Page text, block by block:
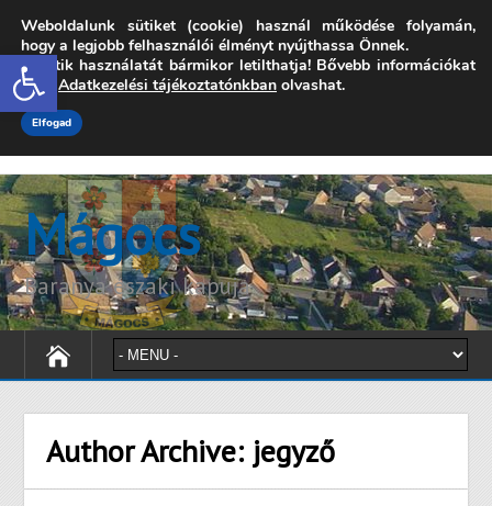
Open toolbar
7342 Mágocs, Szabadság utca 39.
onkormanyzat@magocs.hu +36 (72) 451 110
Elérhetőségek
Mágocs
Baranya északi kapuja
Author Archive: jegyző
Weboldalunk sütiket (cookie) használ működése folyamán,
hogy a legjobb felhasználói élményt nyújthassa Önnek.
A sütik használatát bármikor letilthatja! Bővebb információkat
erről Adatkezelési tájékoztatónkban olvashat.
Elfogad